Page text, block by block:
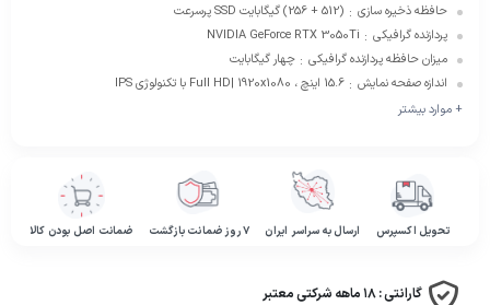
حافظه ذخیره سازی : (512 + 256) گیگابایت SSD پرسرعت
پردازنده گرافیکی :
NVIDIA GeForce RTX 3050Ti
میزان حافظه پردازنده گرافیکی : چهار گیگابایت
اندازه صفحه نمایش : 15.6 اینچ ، Full HD| 1920x1080 با تکنولوژی IPS
+ موارد بیشتر
تحویل اکسپرس ارسال به سراسر ایران ۷ روز ضمانت بازگشت ضمانت اصل بودن کالا
گارانتی :۱۸ ماهه شرکتی معتبر